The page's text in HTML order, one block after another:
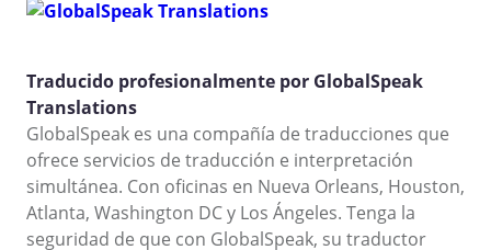
Traducido profesionalmente por GlobalSpeak
Translations
GlobalSpeak es una compañía de traducciones que
ofrece servicios de traducción e interpretación
simultánea. Con oficinas en Nueva Orleans, Houston,
Atlanta, Washington DC y Los Ángeles. Tenga la
seguridad de que con GlobalSpeak, su traductor